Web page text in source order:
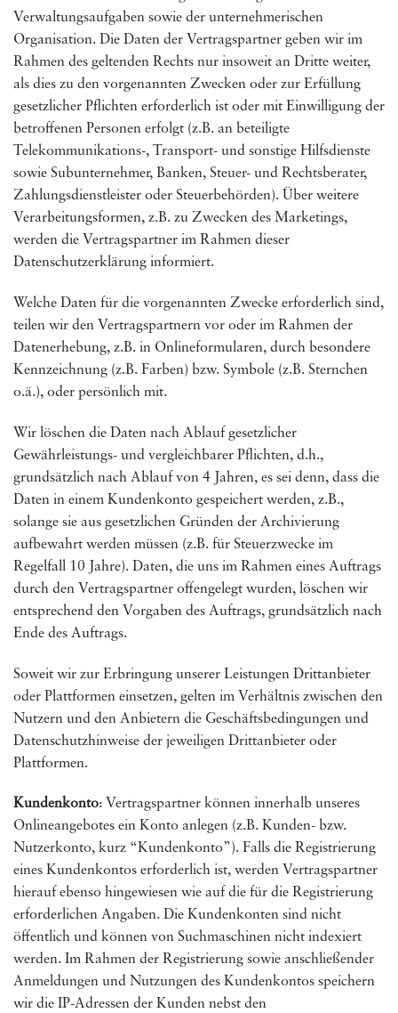
Verwaltungsaufgaben sowie der unternehmerischen
Organisation. Die Daten der Vertragspartner geben wir im
Rahmen des geltenden Rechts nur insoweit an Dritte weiter,
als dies zu den vorgenannten Zwecken oder zur Erfüllung
gesetzlicher Pflichten erforderlich ist oder mit Einwilligung der
betroffenen Personen erfolgt (z.B. an beteiligte
Telekommunikations-, Transport- und sonstige Hilfsdienste
sowie Subunternehmer, Banken, Steuer- und Rechtsberater,
Zahlungsdienstleister oder Steuerbehörden). Über weitere
Verarbeitungsformen, z.B. zu Zwecken des Marketings,
werden die Vertragspartner im Rahmen dieser
Datenschutzerklärung informiert.
Welche Daten für die vorgenannten Zwecke erforderlich sind,
teilen wir den Vertragspartnern vor oder im Rahmen der
Datenerhebung, z.B. in Onlineformularen, durch besondere
Kennzeichnung (z.B. Farben) bzw. Symbole (z.B. Sternchen
o.ä.), oder persönlich mit.
Wir löschen die Daten nach Ablauf gesetzlicher
Gewährleistungs- und vergleichbarer Pflichten, d.h.,
grundsätzlich nach Ablauf von 4 Jahren, es sei denn, dass die
Daten in einem Kundenkonto gespeichert werden, z.B.,
solange sie aus gesetzlichen Gründen der Archivierung
aufbewahrt werden müssen (z.B. für Steuerzwecke im
Regelfall 10 Jahre). Daten, die uns im Rahmen eines Auftrags
durch den Vertragspartner offengelegt wurden, löschen wir
entsprechend den Vorgaben des Auftrags, grundsätzlich nach
Ende des Auftrags.
Soweit wir zur Erbringung unserer Leistungen Drittanbieter
oder Plattformen einsetzen, gelten im Verhältnis zwischen den
Nutzern und den Anbietern die Geschäftsbedingungen und
Datenschutzhinweise der jeweiligen Drittanbieter oder
Plattformen.
Kundenkonto: Vertragspartner können innerhalb unseres
Onlineangebotes ein Konto anlegen (z.B. Kunden- bzw.
Nutzerkonto, kurz “Kundenkonto”). Falls die Registrierung
eines Kundenkontos erforderlich ist, werden Vertragspartner
hierauf ebenso hingewiesen wie auf die für die Registrierung
erforderlichen Angaben. Die Kundenkonten sind nicht
öffentlich und können von Suchmaschinen nicht indexiert
werden. Im Rahmen der Registrierung sowie anschließender
Anmeldungen und Nutzungen des Kundenkontos speichern
wir die IP-Adressen der Kunden nebst den